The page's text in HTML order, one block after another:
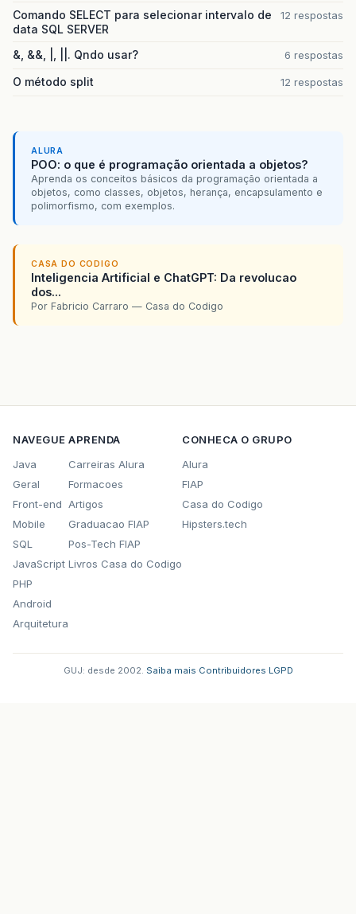
Comando SELECT para selecionar intervalo de
data SQL SERVER
12 respostas
&, &&, |, ||. Qndo usar? 6 respostas
O método split 12 respostas
ALURA
POO: o que é programação orientada a objetos?
Aprenda os conceitos básicos da programação orientada a
objetos, como classes, objetos, herança, encapsulamento e
polimorfismo, com exemplos.
CASA DO CODIGO
Inteligencia Artificial e ChatGPT: Da revolucao
dos...
Por Fabricio Carraro — Casa do Codigo
NAVEGUE
Java
Geral
Front-end
Mobile
SQL
JavaScript
PHP
Android
Arquitetura
APRENDA
Carreiras Alura
Formacoes
Artigos
Graduacao FIAP
Pos-Tech FIAP
Livros Casa do Codigo
CONHECA O GRUPO
Alura
FIAP
Casa do Codigo
Hipsters.tech
GUJ: desde 2002. Saiba mais Contribuidores LGPD